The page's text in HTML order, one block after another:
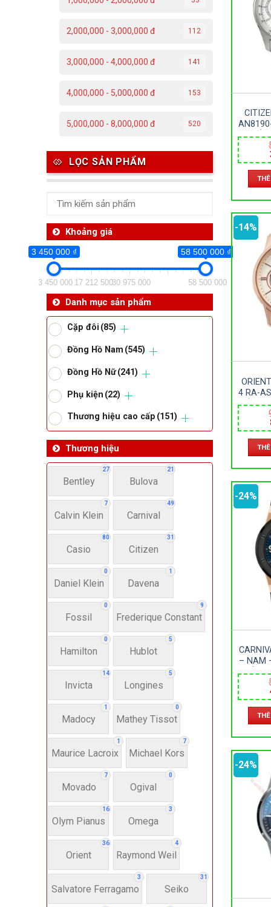
2,000,000 - 3,000,000 đ 112
3,000,000 - 4,000,000 đ 141
4,000,000 - 5,000,000 đ 153
5,000,000 - 8,000,000 đ 520
LỌC SẢN PHẨM
Khoảng giá
3 450 000 ₫ 58 500 000 ₫
3 450 000 17 212 50030 975 000 58 500 000
Danh mục sản phẩm
Cặp đôi (85)
Đồng Hồ Nam (545)
Đồng Hồ Nữ(241)
Phụ kiện (22)
Thương hiệu cao cấp (151)
Thương hiệu
27
Bentley
21
Bulova
7
Calvin Klein
49
Carnival
80
Casio
31
Citizen
0
Daniel Klein
1
Davena
0
Fossil
9
Frederique Constant
0
Hamilton
5
Hublot
14
Invicta
5
Longines
1
Madocy
0
Mathey Tissot
1
Maurice Lacroix
7
Michael Kors
7
Movado
0
Ogival
16
Olym Pianus
3
Omega
36
Orient
4
Raymond Weil
3
Salvatore Ferragamo
31
Seiko
3 450 000 ₫
3 450 000
Anh
Dây
PIN
-14%
4 RA-
KÍNH
–
-24%
– NAM
DÂY
SIZE
-24%